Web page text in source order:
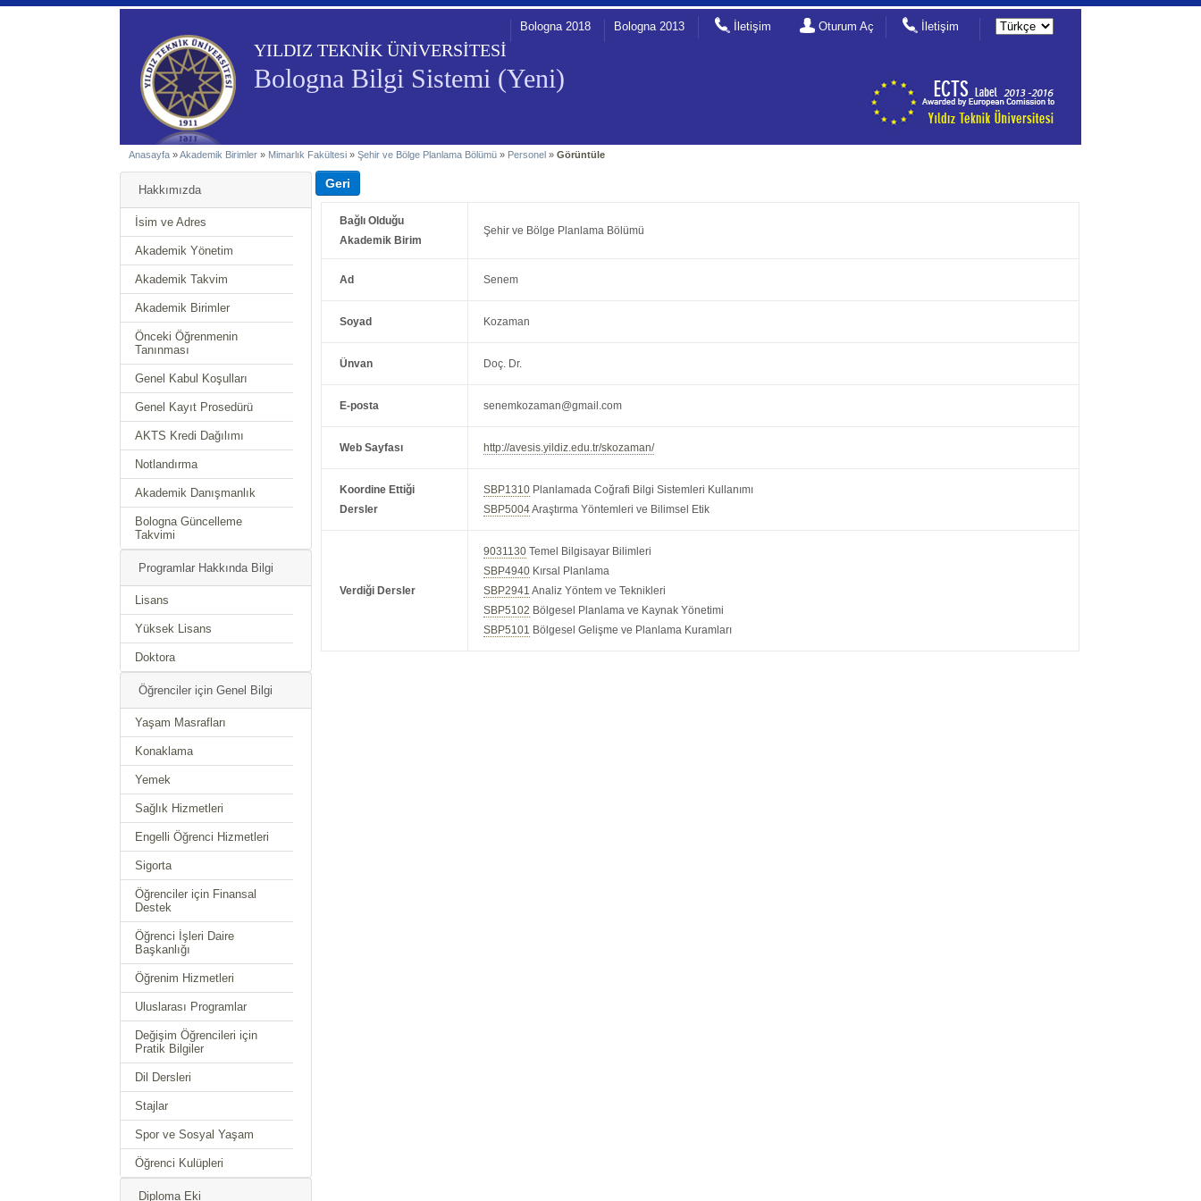
YILDIZ TEKNİK ÜNİVERSİTESİ
Bologna Bilgi Sistemi (Yeni)
Bologna 2018 Bologna 2013 İletişim Oturum Aç İletişim
Anasayfa »Akademik Birimler » Mimarlık Fakültesi »Şehir ve Bölge Planlama Bölümü » Personel »Görüntüle
Hakkımızda
İsim ve Adres
Akademik Yönetim
Akademik Takvim
Akademik Birimler
Önceki Öğrenmenin
Tanınması
Genel Kabul Koşulları
Genel Kayıt Prosedürü
AKTS Kredi Dağılımı
Notlandırma
Akademik Danışmanlık
Bologna Güncelleme
Takvimi
Programlar Hakkında Bilgi
Lisans
Yüksek Lisans
Doktora
Öğrenciler için Genel Bilgi
Yaşam Masrafları
Konaklama
Yemek
Sağlık Hizmetleri
Engelli Öğrenci Hizmetleri
Sigorta
Öğrenciler için Finansal
Destek
Öğrenci İşleri Daire
Başkanlığı
Öğrenim Hizmetleri
Uluslarası Programlar
Değişim Öğrencileri için
Pratik Bilgiler
Dil Dersleri
Stajlar
Spor ve Sosyal Yaşam
Öğrenci Kulüpleri
Diploma Eki
Bağlı Olduğu
Akademik Birim
Şehir ve Bölge Planlama Bölümü
Ad Senem
Soyad Kozaman
Ünvan Doç. Dr.
E-posta senemkozaman@gmail.com
Web Sayfası http://avesis.yildiz.edu.tr/skozaman/
Koordine Ettiği
Dersler
SBP1310 Planlamada Coğrafi Bilgi Sistemleri Kullanımı
SBP5004Araştırma Yöntemleri ve Bilimsel Etik
Verdiği Dersler
9031130 Temel Bilgisayar Bilimleri
SBP4940 Kırsal Planlama
SBP2941 Analiz Yöntem ve Teknikleri
SBP5102 Bölgesel Planlama ve Kaynak Yönetimi
SBP5101 Bölgesel Gelişme ve Planlama Kuramları